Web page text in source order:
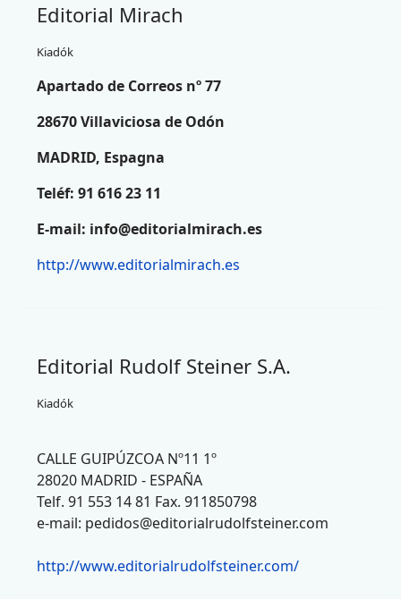
Editorial Mirach
Kiadók
Apartado de Correos nº 77
28670 Villaviciosa de Odón
MADRID, Espagna
Teléf: 91 616 23 11
E-mail: info@editorialmirach.es
http://www.editorialmirach.es
Editorial Rudolf Steiner S.A.
Kiadók
CALLE GUIPÚZCOA Nº11 1º
28020 MADRID - ESPAÑA
Telf. 91 553 14 81 Fax. 911850798
e-mail: pedidos@editorialrudolfsteiner.com
http://www.editorialrudolfsteiner.com/